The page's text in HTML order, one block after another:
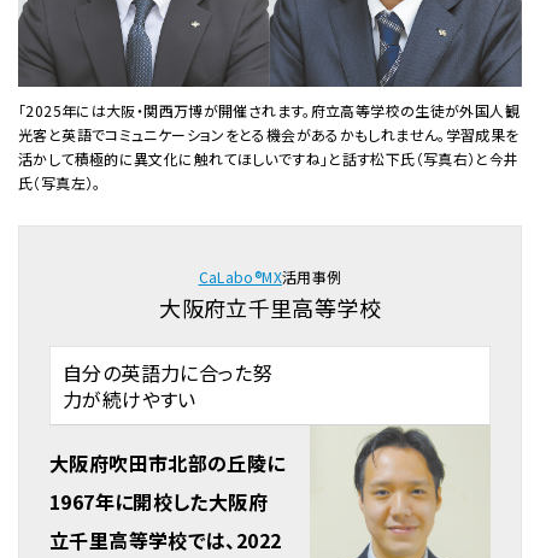
「2025年には大阪・関西万博が開催されます。府立高等学校の生徒が外国人観
光客と英語でコミュニケーションをとる機会があるかもしれません。学習成果を
活かして積極的に異文化に触れてほしいですね」と話す松下氏（写真右）と今井
氏（写真左）。
CaLabo®MX活用事例
大阪府立千里高等学校
自分の英語力に合った努
力が続けやすい
大阪府吹田市北部の丘陵に
1967年に開校した大阪府
立千里高等学校では、2022